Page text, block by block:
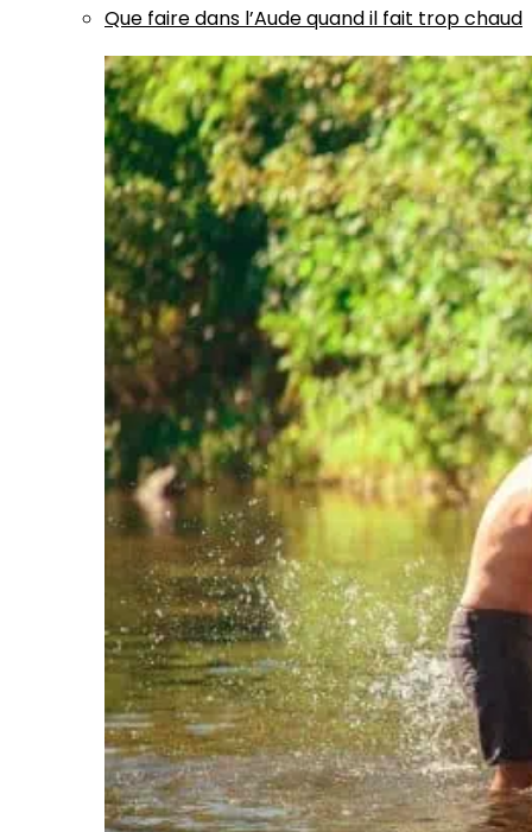
Que faire dans l’Aude quand il fait trop chaud